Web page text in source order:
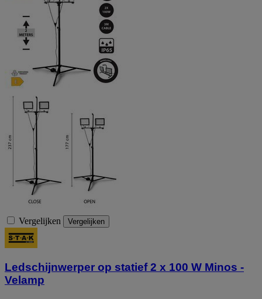
Vergelijken Vergelijken
Ledschijnwerper op statief 2 x 100 W Minos -
Velamp